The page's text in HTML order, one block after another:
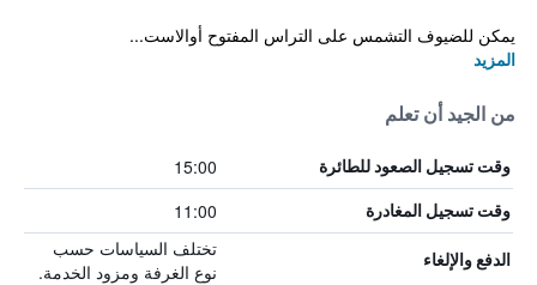
يمكن للضيوف التشمس على التراس المفتوح أوالاست...
المزيد
من الجيد أن تعلم
وقت تسجيل الصعود للطائرة 15:00
وقت تسجيل المغادرة 11:00
الدفع والإلغاء
تختلف السياسات حسب
نوع الغرفة ومزود الخدمة.